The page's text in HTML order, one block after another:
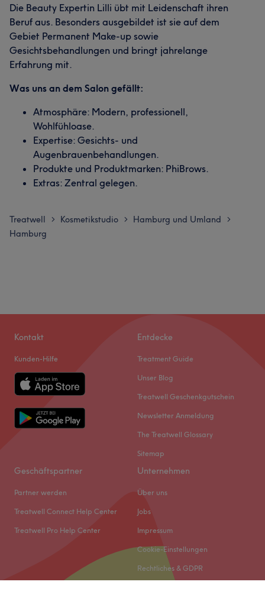
Die Beauty Expertin Lilli übt mit Leidenschaft ihren
Beruf aus. Besonders ausgebildet ist sie auf dem
Gebiet Permanent Make-up sowie
Gesichtsbehandlungen und bringt jahrelange
Erfahrung mit.
Was uns an dem Salon gefällt:
Atmosphäre: Modern, professionell,
Wohlfühloase.
Expertise: Gesichts- und
Augenbrauenbehandlungen.
Produkte und Produktmarken: PhiBrows.
Extras: Zentral gelegen.
Treatwell > Kosmetikstudio > Hamburg und Umland >
Hamburg
Kontakt
Kunden-Hilfe
Entdecke
Treatment Guide
Unser Blog
Treatwell Geschenkgutschein
Newsletter Anmeldung
The Treatwell Glossary
Sitemap
Geschäftspartner
Partner werden
Treatwell Connect Help Center
Treatwell Pro Help Center
Unternehmen
Über uns
Jobs
Impressum
Cookie-Einstellungen
Rechtliches & GDPR